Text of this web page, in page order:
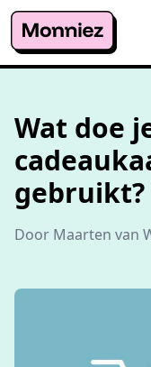
Wat doe
gebruikt?
Door Maarten van